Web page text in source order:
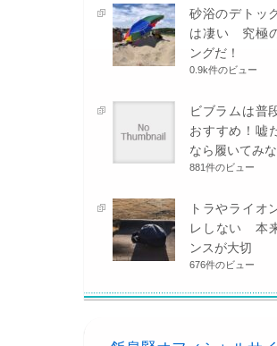
砂浴のデトッ
は凄い 究極
ングだ！
0.9k件のビュー
ビブラムは普
おすすめ！嘘
なら履いてみな
881件のビュー
トラやライオ
レしない 本
ンスが大切
676件のビュー